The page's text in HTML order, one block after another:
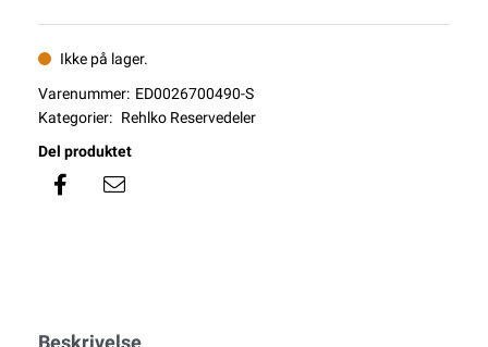
Ikke på lager.
Varenummer: ED0026700490-S
Kategorier: Rehlko Reservedeler
Del produktet
Beskrivelse